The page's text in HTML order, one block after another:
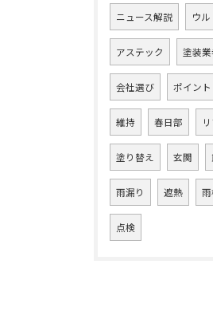
ニュース解説 ウ
アステック 塗装業
会社選び ポイント
維持 春日部
塗り替え 玄関
雨漏り 遮熱 雨
点検